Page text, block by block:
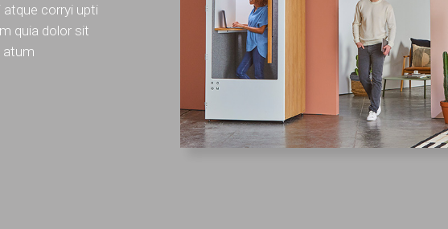
corryi upti
quia dolor sit
atum